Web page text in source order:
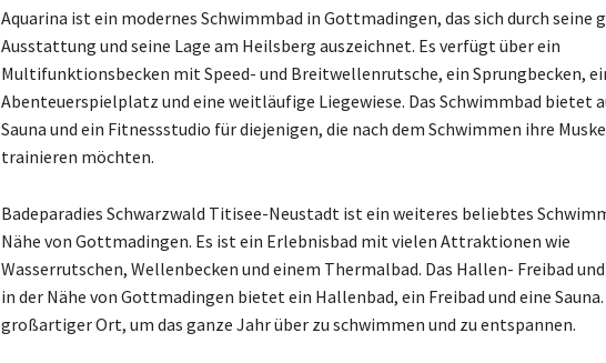
Aquarina ist ein modernes Schwimmbad in Gottmadingen, das sich durch seine
Ausstattung und seine Lage am Heilsberg auszeichnet. Es verfügt über ein
Multifunktionsbecken mit Speed- und Breitwellenrutsche, ein Sprungbecken,
Abenteuerspielplatz und eine weitläufige Liegewiese. Das Schwimmbad bietet
Sauna und ein Fitnessstudio für diejenigen, die nach dem Schwimmen ihre
trainieren möchten.
Badeparadies Schwarzwald Titisee-Neustadt ist ein weiteres beliebtes
Nähe von Gottmadingen. Es ist ein Erlebnisbad mit vielen Attraktionen wie
Wasserrutschen, Wellenbecken und einem Thermalbad. Das Hallen- Freibad und
in der Nähe von Gottmadingen bietet ein Hallenbad, ein Freibad und eine
großartiger Ort, um das ganze Jahr über zu schwimmen und zu entspannen.